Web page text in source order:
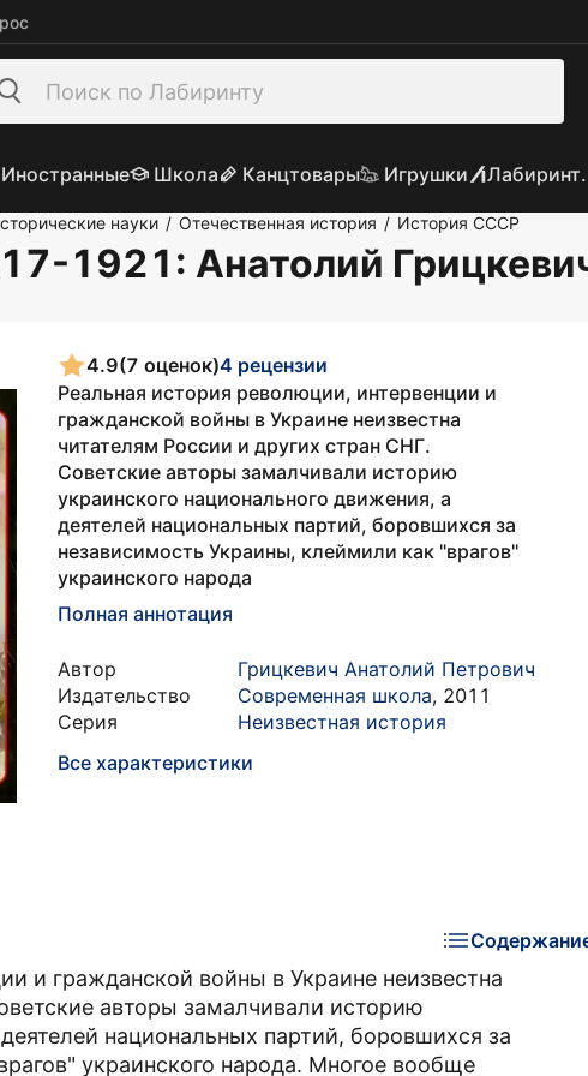
Иностранные Школа Канцтовары Игрушки
науки / Отечественная история / История СССР
1921 : Анатолий
4.9(7 оценок)4 рецензии
Реальная история революции, интервенции и
гражданской войны в Украине неизвестна
читателям России и других стран СНГ.
Советские авторы замалчивали историю
украинского национального движения, а
деятелей национальных партий, боровшихся за
независимость Украины, клеймили как "врагов"
украинского народа
Полная аннотация
Автор
Грицкевич Анатолий Петрович
Издательство
Современная школа, 2011
Серия
Неизвестная история
Все характеристики
и гражданской войны в Украине неизвестна
авторы замалчивали историю
национальных партий, боровшихся за
украинского народа. Многое вообще